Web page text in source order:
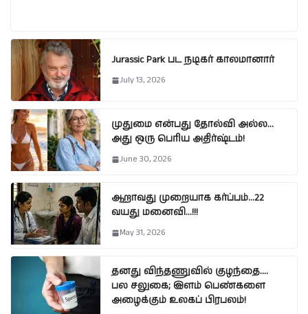
Jurassic Park பட நடிகர் காலமானார்
July 13, 2026
முதுமை என்பது தோல்வி அல்ல…
அது ஒரு பெரிய அதிர்ஷ்டம்!
June 30, 2026
ஆறாவது முறையாக கர்ப்பம்…22
வயது மனைவி…!!!
May 31, 2026
தனது விந்தணுவில் குழந்தை….
பல சலுகை; இளம் பெண்களை
அழைக்கும் உலகப் பிரபலம்!